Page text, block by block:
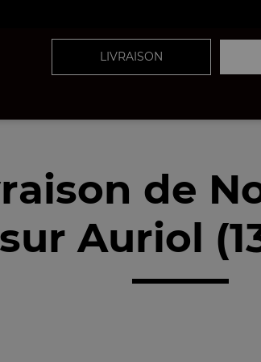
LIVRAISON
de
sur Auriol